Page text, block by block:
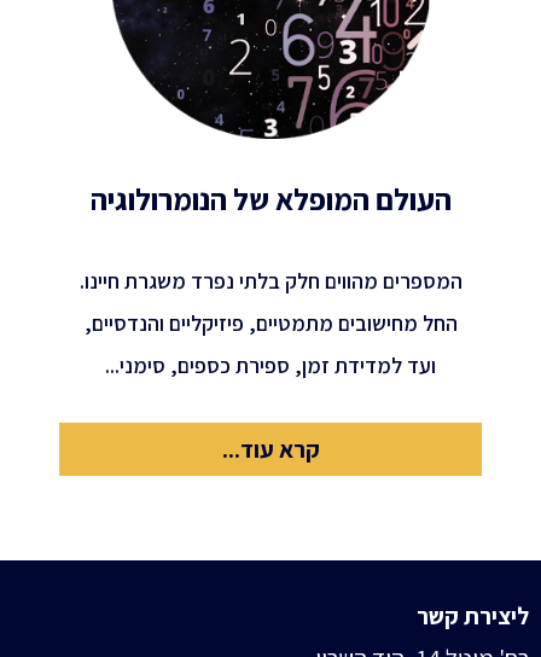
העולם המופלא של הנומרולוגיה
המספרים מהווים חלק בלתי נפרד משגרת חיינו.
החל מחישובים מתמטיים, פיזיקליים והנדסיים,
ועד למדידת זמן, ספירת כספים, סימני...
קרא עוד...
ליצירת קשר